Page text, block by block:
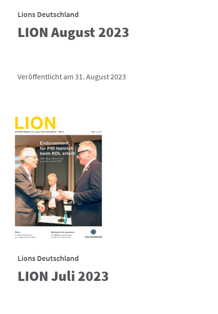
Lions Deutschland
LION August 2023
Veröffentlicht am 31. August 2023
Lions Deutschland
LION Juli 2023